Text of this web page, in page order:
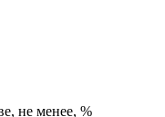
не менее, %